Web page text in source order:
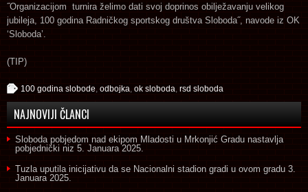
˝Organizacijom turnira želimo dati svoj doprinos obilježavanju velikog
jubileja, 100 godina Radničkog sportskog društva Sloboda˝, navode iz OK
‘Sloboda’.
(TIP)
100 godina slobode odbojka ok sloboda rsd sloboda
NAJNOVIJI ČLANCI
Sloboda pobjedom nad ekipom Mladosti u Mrkonjić Gradu nastavlja
pobjednički niz 5. Januara 2025.
Tuzla uputila inicijativu da se Nacionalni stadion gradi u ovom gradu 3.
Januara 2025.